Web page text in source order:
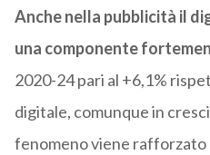
Anche nella pubblicità il
una componente
2020-24 pari al +6,1%
digitale, comunque in
fenomeno viene rafforzato